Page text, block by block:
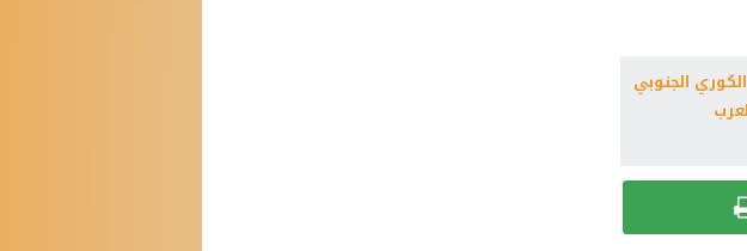
الجنوبي